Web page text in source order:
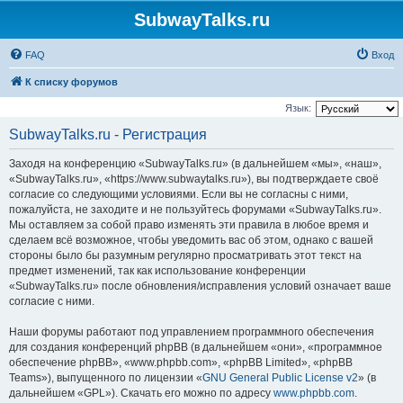
SubwayTalks.ru
FAQ Вход
К списку форумов
Язык:
SubwayTalks.ru - Регистрация
Заходя на конференцию «SubwayTalks.ru» (в дальнейшем «мы», «наш»,
«SubwayTalks.ru», «https://www.subwaytalks.ru»), вы подтверждаете своё
согласие со следующими условиями. Если вы не согласны с ними,
пожалуйста, не заходите и не пользуйтесь форумами «SubwayTalks.ru».
Мы оставляем за собой право изменять эти правила в любое время и
сделаем всё возможное, чтобы уведомить вас об этом, однако с вашей
стороны было бы разумным регулярно просматривать этот текст на
предмет изменений, так как использование конференции
«SubwayTalks.ru» после обновления/исправления условий означает ваше
согласие с ними.
Наши форумы работают под управлением программного обеспечения
для создания конференций phpBB (в дальнейшем «они», «программное
обеспечение phpBB», «www.phpbb.com», «phpBB Limited», «phpBB
Teams»), выпущенного по лицензии «GNU General Public License v2» (в
дальнейшем «GPL»). Скачать его можно по адресу www.phpbb.com.